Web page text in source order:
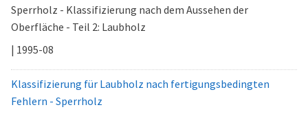
Sperrholz - Klassifizierung nach dem Aussehen der
Oberfläche - Teil 2: Laubholz
| 1995-08
Klassifizierung für Laubholz nach fertigungsbedingten
Fehlern - Sperrholz